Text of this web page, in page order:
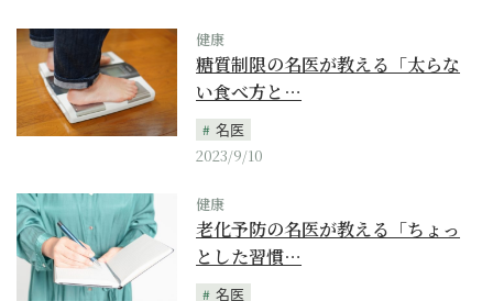
健康
糖質制限の名医が教える「太らな
い食べ方と…
名医
2023/9/10
健康
老化予防の名医が教える「ちょっ
とした習慣…
名医